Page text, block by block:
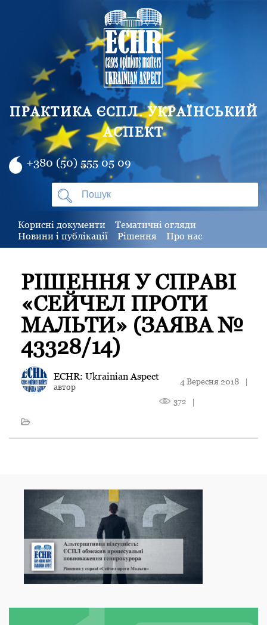
ПРАКТИКА ЄСПЛ. УКРАЇНСЬКИЙ
АСПЕКТ
+380 (50) 555 05 09
Корисні документи
Тематичні огляди
Новини і публікації
Рішення Про нас
РІШЕННЯ У СПРАВІ
«СЕЙЧЕЛ ПРОТИ
МАЛЬТИ» (ЗАЯВА №
43328/14)
ECHR: Ukrainian Aspect
автор
4 Вересня 2018 |
372 |